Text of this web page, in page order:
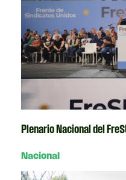
Plenario Nacional del
Nacional